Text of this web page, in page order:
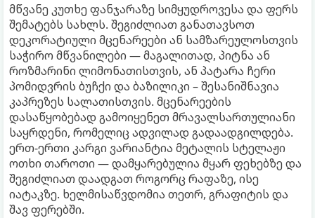
მწვანე კუთხე ფანჯარაზე სიმყუდროვესა და ფერს
შემატებს სახლს. შეგიძლიათ განათავსოთ
დეკორატიული მცენარეები ან სამზარეულოსთვის
საჭირო მწვანილები — მაგალითად, პიტნა ან
როზმარინი ლიმონათისთვის, ან პატარა ჩერი
პომიდვრის ბუჩქი და ბაზილიკი – შესანიშნავია
კაპრეზეს სალათისთვის. მცენარეების
დასაწყობებად გამოიყენეთ მრავალსართულიანი
საყრდენი, რომელიც ადვილად გადაადგილდება.
ერთ-ერთი კარგი ვარიანტია მეტალის სტელაჟი
ოთხი თაროთი — დამყარებულია მყარ ფეხებზე და
შეგიძლიათ დაადგათ როგორც რაფაზე, ისე
იატაკზე. ხელმისაწვდომია თეთრ, გრაფიტის და
შავ ფერებში.